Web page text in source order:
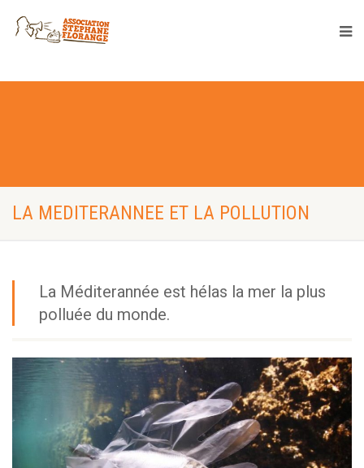
LA MEDITERANNEE ET LA POLLUTION
La Méditerannée est hélas la mer la plus
polluée du monde.